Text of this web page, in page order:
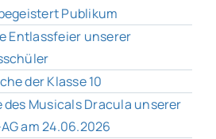
Publikum
Entlassfeier unserer
der Klasse 10
des Musicals Dracula unserer
am 24.06.2026